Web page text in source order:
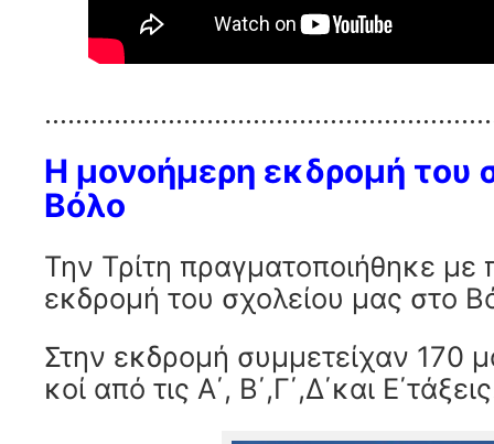
Η μονοήμερη εκδρομή του
Βόλο
Την Τρίτη πραγματοποιήθηκε με
εκδρομή του σχολείου μας στο
Στην εκδρομή συμμετείχαν 170
κοί από τις Α΄, Β΄,Γ΄,Δ΄και